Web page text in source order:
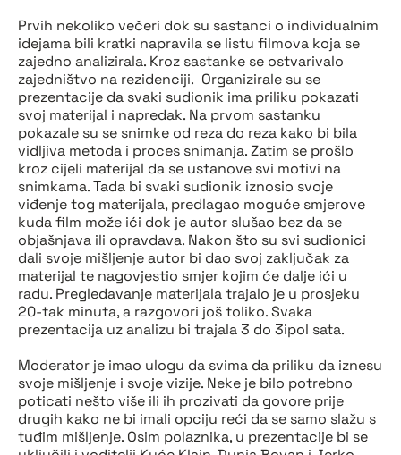
Prvih nekoliko večeri dok su sastanci o individualnim
idejama bili kratki napravila se listu filmova koja se
zajedno analizirala. Kroz sastanke se ostvarivalo
zajedništvo na rezidenciji. Organizirale su se
prezentacije da svaki sudionik ima priliku pokazati
svoj materijal i napredak. Na prvom sastanku
pokazale su se snimke od reza do reza kako bi bila
vidljiva metoda i proces snimanja. Zatim se prošlo
kroz cijeli materijal da se ustanove svi motivi na
snimkama. Tada bi svaki sudionik iznosio svoje
viđenje tog materijala, predlagao moguće smjerove
kuda film može ići dok je autor slušao bez da se
objašnjava ili opravdava. Nakon što su svi sudionici
dali svoje mišljenje autor bi dao svoj zaključak za
materijal te nagovjestio smjer kojim će dalje ići u
radu. Pregledavanje materijala trajalo je u prosjeku
20-tak minuta, a razgovori još toliko. Svaka
prezentacija uz analizu bi trajala 3 do 3ipol sata.
Moderator je imao ulogu da svima da priliku da iznesu
svoje mišljenje i svoje vizije. Neke je bilo potrebno
poticati nešto više ili ih prozivati da govore prije
drugih kako ne bi imali opciju reći da se samo slažu s
tuđim mišljenje. Osim polaznika, u prezentacije bi se